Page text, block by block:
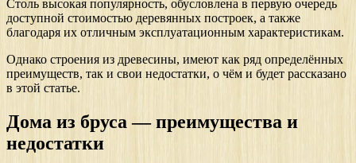
Столь высокая популярность, обусловлена в первую очередь
доступной стоимостью деревянных построек, а также
благодаря их отличным эксплуатационным характеристикам.
Однако строения из древесины, имеют как ряд определённых
преимуществ, так и свои недостатки, о чём и будет рассказано
в этой статье.
Дома из бруса — преимущества и
недостатки